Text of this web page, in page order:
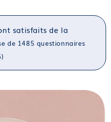
satisfaits de la
de 1485 questionnaires